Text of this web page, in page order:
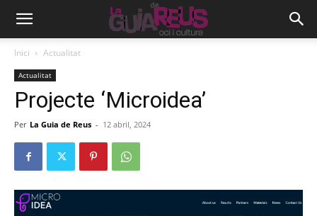
Inici Actualitat
Actualitat
Projecte ‘Microidea’
Per La Guia de Reus - 12 abril, 2024